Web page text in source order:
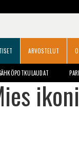
ARVOSTELUT